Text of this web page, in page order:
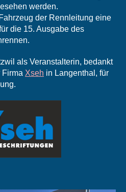
werden.
der Rennleitung eine
die 15. Ausgabe des
als Veranstalterin, bedankt
Xseh in Langenthal, für